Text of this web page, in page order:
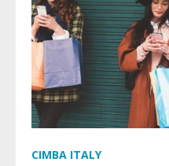
CIMBA ITALY